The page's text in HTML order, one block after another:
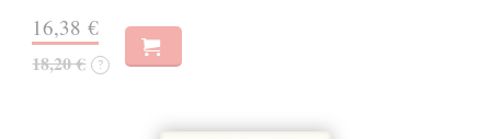
16,38 €
18,20 € ?